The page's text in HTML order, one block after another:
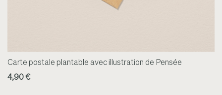
Carte postale plantable avec illustration de Pensée
4,90 €